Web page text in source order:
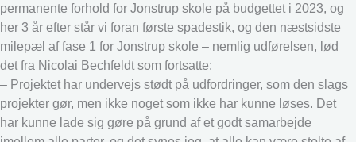
permanente forhold for Jonstrup skole på budgettet i 2023, og
her 3 år efter står vi foran første spadestik, og den næstsidste
milepæl af fase 1 for Jonstrup skole – nemlig udførelsen, lød
det fra Nicolai Bechfeldt som fortsatte:
– Projektet har undervejs stødt på udfordringer, som den slags
projekter gør, men ikke noget som ikke har kunne løses. Det
har kunne lade sig gøre på grund af et godt samarbejde